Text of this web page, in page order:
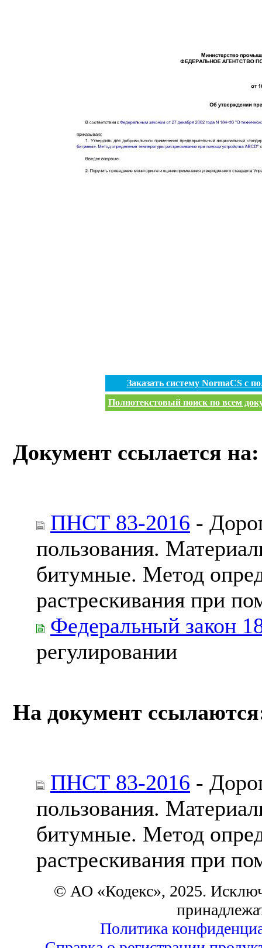
Заказать систему NormaCS с
Полнотекстовый поиск по всем
Документ ссылается на:
ПНСТ 83-2016 -
пользования.
битумные. Метод
растрескивания при
Федеральный закон
регулировании
На документ
ПНСТ 83-2016 -
пользования.
битумные. Метод
растрескивания при
© АО «Кодекс», 2025.
Политика